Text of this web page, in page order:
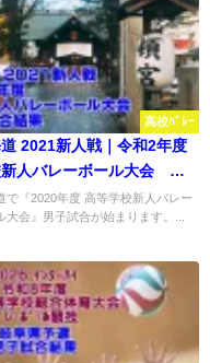
高校ﾊﾞﾚｰ
2021新人戦｜令和2年度
人バレーボール大会 男
結果
で『2020年度 高等学校新人バレー
大会』男子試合が始まります。...